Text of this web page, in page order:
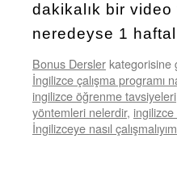
dakikalık bir
neredeyse 1
Bonus Dersler kategorisine
İngilizce çalışma programı
ingilizce öğrenme tavsiyeleri
yöntemleri nelerdir,
İngilizceye nasıl çalışmalıyım